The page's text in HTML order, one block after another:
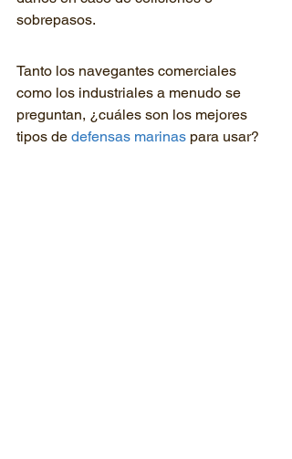
sobrepasos.
Tanto los navegantes comerciales
como los industriales a menudo se
preguntan, ¿cuáles son los mejores
tipos de defensas marinas para usar?